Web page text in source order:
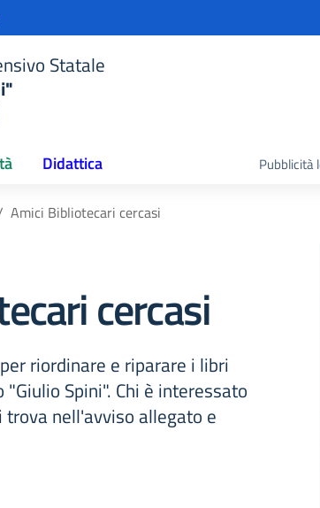
Statale
Didattica Pubblicità
Amici Bibliotecari cercasi
cercasi
riordinare e riparare i libri
Spini". Chi è interessato
trova nell'avviso allegato e